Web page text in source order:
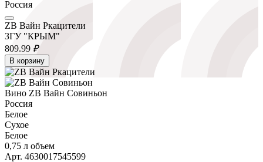
Россия
ZB Вайн Ркацители
ЗГУ "КРЫМ"
809.99 ₽
В корзину
Вино ZB Вайн Совиньон
Россия
Белое
Сухое
Белое
0,75 л объем
Арт. 4630017545599